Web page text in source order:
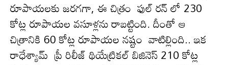
రూపాయలకు జరగ‌గా, ఈ చిత్రం ఫుల్ రన్ లో 230
కోట్ల రూపాయల వసూళ్లను రాబట్టింది. దీంతో ఆ
చిత్రానికి 60 కోట్ల రూపాయల నష్టం వాటిల్లింది.. ఇక
రాధేశ్యామ్ ప్రీ రిలీజ్ థియేట్రికల్ బిజినెస్ 210 కోట్ల